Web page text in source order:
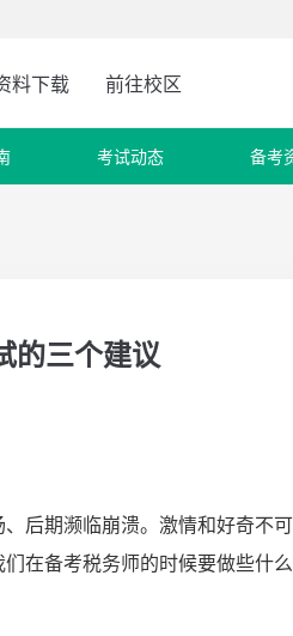
料下载 前往校区
考试动态 备考
的三个建议
后期濒临崩溃。激情和好奇不
在备考税务师的时候要做些什么